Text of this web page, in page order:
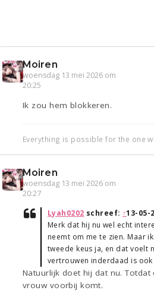
Moiren
woensdag 13 mei 2026 om
20:25
Ik zou hem blokkeren.
Everything is possible for the one
Moiren
woensdag 13 mei 2026 om
20:27
Lyah0202 schreef: ↑13-05-
Merk dat hij nu wel echt
neemt om me te zien. Maar
tweede keus ja, en dat voelt
vertrouwen inderdaad is
Natuurlijk doet hij dat nu. Totdat
vrouw voorbij komt.